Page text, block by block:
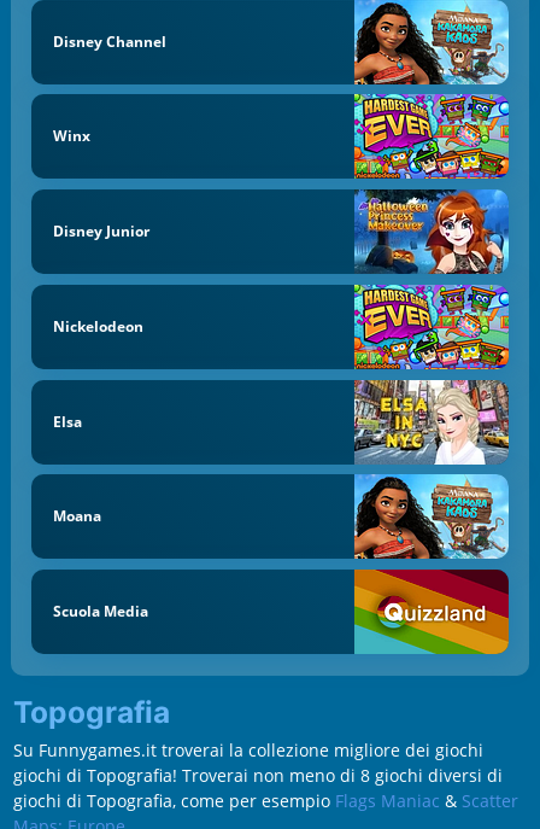
Disney Channel
Winx
Disney Junior
Nickelodeon
Elsa
Moana
Scuola Media
Topografia
Su Funnygames.it troverai la collezione migliore dei giochi
giochi di Topografia! Troverai non meno di 8 giochi diversi di
giochi di Topografia, come per esempio Flags Maniac & Scatter